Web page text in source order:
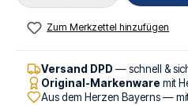
Zum Merkzettel hinzufügen
Versand DPD — schnell &
Original-Markenware mit
Aus dem Herzen Bayerns —